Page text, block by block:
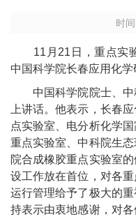
时
11月21 日，重点实
中国科学院长春应用化学
中国科学院院士、
上讲话。他表示，长春
点实验室、电分析化学
重点实验室、中科院生
院合成橡胶重点实验室
设工作放在首位，对各重
运行管理给予了极大的
持表示由衷地感谢，对